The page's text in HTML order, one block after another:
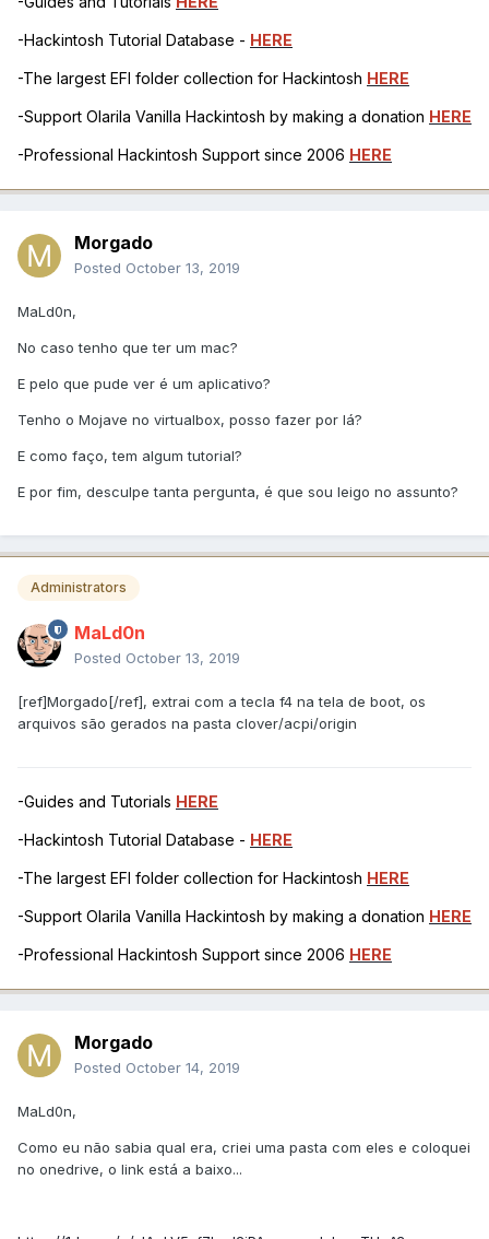
-Hackintosh Tutorial Database - HERE
-The largest EFI folder collection for Hackintosh HERE
-Support Olarila Vanilla Hackintosh by making a donation HERE
-Professional Hackintosh Support since 2006 HERE
Morgado
Posted October 13, 2019
MaLd0n,
No caso tenho que ter um mac?
E pelo que pude ver é um aplicativo?
Tenho o Mojave no virtualbox, posso fazer por lá?
E como faço, tem algum tutorial?
E por fim, desculpe tanta pergunta, é que sou leigo no assunto?
Administrators
MaLd0n
Posted October 13, 2019
[ref]Morgado[/ref], extrai com a tecla f4 na tela de boot, os
arquivos são gerados na pasta clover/acpi/origin
-Guides and Tutorials HERE
-Hackintosh Tutorial Database - HERE
-The largest EFI folder collection for Hackintosh HERE
-Support Olarila Vanilla Hackintosh by making a donation HERE
-Professional Hackintosh Support since 2006 HERE
Morgado
Posted October 14, 2019
MaLd0n,
Como eu não sabia qual era, criei uma pasta com eles e coloquei
no onedrive, o link está a baixo...